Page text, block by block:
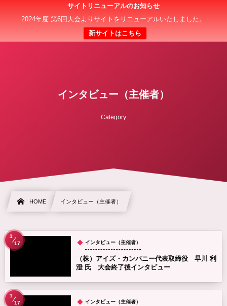
サイトリニューアルのお知らせ
2024年度 第6回大会よりサイトをリニューアルいたしました。
新サイトはこちら
日本クラブユース 女子サッカー大会(U-18)
インタビュー（主催者）
Category
HOME インタビュー（主催者）
インタビュー（主催者）
（株）アイズ・カンパニー代表取締役 早川 利
澄 氏 大会終了後インタビュー
1
17
インタビュー（主催者）
1
17